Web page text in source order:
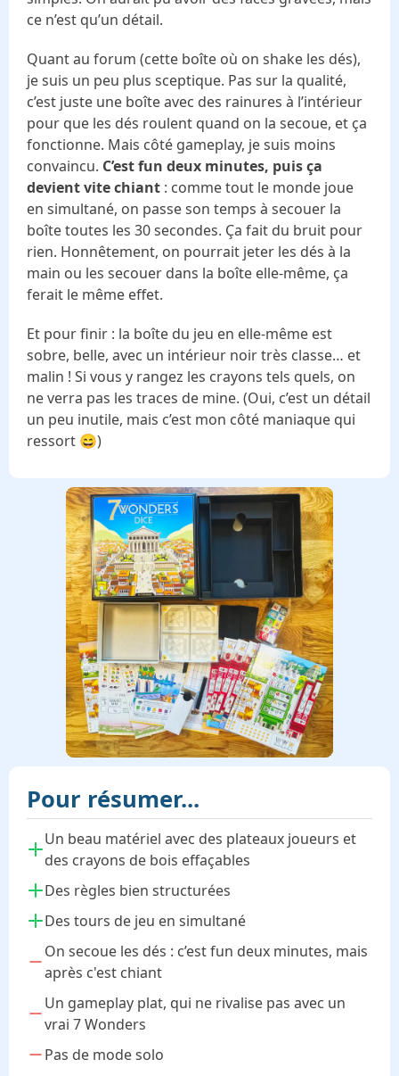
ce n’est qu’un détail.
Quant au forum (cette boîte où on shake les dés),
je suis un peu plus sceptique. Pas sur la qualité,
c’est juste une boîte avec des rainures à l’intérieur
pour que les dés roulent quand on la secoue, et ça
fonctionne. Mais côté gameplay, je suis moins
convaincu. C’est fun deux minutes, puis ça
devient vite chiant : comme tout le monde joue
en simultané, on passe son temps à secouer la
boîte toutes les 30 secondes. Ça fait du bruit pour
rien. Honnêtement, on pourrait jeter les dés à la
main ou les secouer dans la boîte elle-même, ça
ferait le même effet.
Et pour finir : la boîte du jeu en elle-même est
sobre, belle, avec un intérieur noir très classe… et
malin ! Si vous y rangez les crayons tels quels, on
ne verra pas les traces de mine. (Oui, c’est un détail
un peu inutile, mais c’est mon côté maniaque qui
ressort 😄)
Pour résumer...
Un beau matériel avec des plateaux joueurs et
des crayons de bois effaçables
Des règles bien structurées
Des tours de jeu en simultané
On secoue les dés : c’est fun deux minutes, mais
après c'est chiant
Un gameplay plat, qui ne rivalise pas avec un
vrai 7 Wonders
Pas de mode solo